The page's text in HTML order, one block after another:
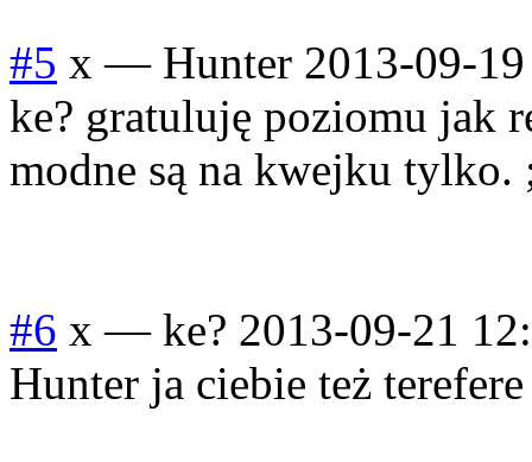
#5 x — Hunter 2013-09-
ke? gratuluję poziomu jak
modne są na kwejku tylko.
#6 x — ke? 2013-09-21
Hunter ja ciebie też terefere